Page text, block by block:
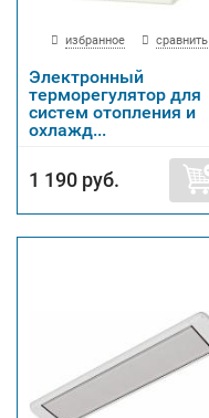
избранное сравнить
Электронный
терморегулятор для
систем отопления и
охлажд...
1 190 руб.